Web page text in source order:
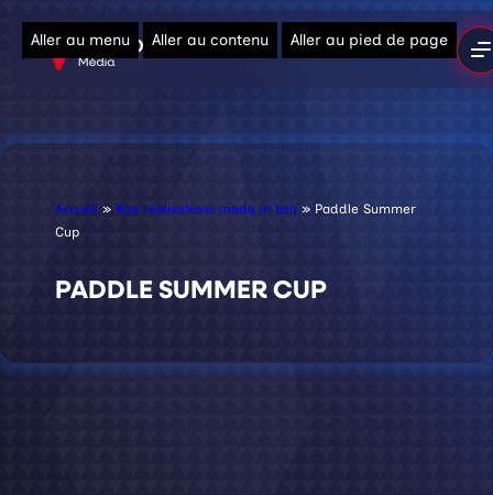
Aller au menu Aller au contenu Aller au pied de page
Accueil » Nos réalisations made in bzh » Paddle Summer
Cup
PADDLE SUMMER CUP